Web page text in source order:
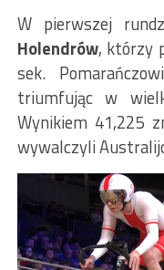
W pierwszej
Holendrów, którzy
sek.
triumfując w
Wynikiem 41,225
wywalczyli